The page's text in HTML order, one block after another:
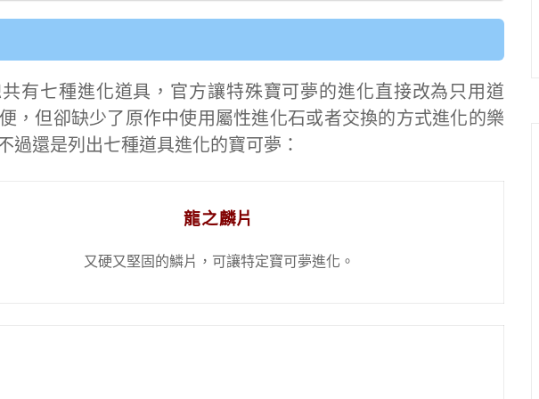
有七種進化道具，官方讓特殊寶可夢的進化直接改為只用道
，但卻缺少了原作中使用屬性進化石或者交換的方式進化的樂
過還是列出七種道具進化的寶可夢：
龍之麟片
又硬又堅固的鱗片，可讓特定寶可夢進化。